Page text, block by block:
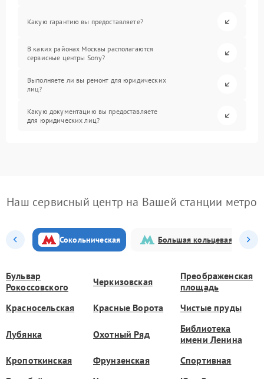
Какую гарантию вы предоставляете?
В каких районах Москвы располагаются
сервисные центры Sony?
Выполняете ли вы ремонт для юридических
лиц?
Какую документацию вы предоставляете
для юридических лиц?
Наш сервисный центр на Вашей станции метро
Сокольническая Большая кольцевая
Бульвар
Рокоссовского
Черкизовская
Преображенская
площадь
Красносельская
Красные Ворота Чистые пруды
Лубянка Охотный Ряд
Библиотека
имени Ленина
Кропоткинская
Фрунзенская
Спортивная